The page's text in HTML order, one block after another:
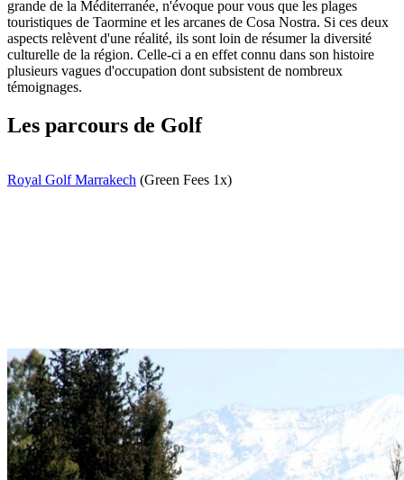
grande de la Méditerranée, n'évoque pour vous que les plages
touristiques de Taormine et les arcanes de Cosa Nostra. Si ces deux
aspects relèvent d'une réalité, ils sont loin de résumer la diversité
culturelle de la région. Celle-ci a en effet connu dans son histoire
plusieurs vagues d'occupation dont subsistent de nombreux
témoignages.
Les parcours de Golf
Royal Golf Marrakech (Green Fees 1x)